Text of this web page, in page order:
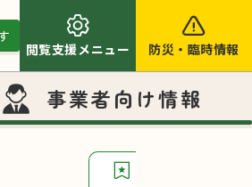
閲覧支援メニュー 防災 ・ 臨時情報
事業者向け情報